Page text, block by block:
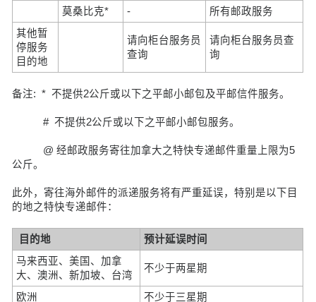
莫桑比克*
-
所有邮政服务
其他暂
停服务
目的地
请向柜台服务员
查询
请向柜台服务员查
询
备注: * 不提供2公斤或以下之平邮小邮包及平邮信件服务。
# 不提供2公斤或以下之平邮小邮包服务。
@ 经邮政服务寄往加拿大之特快专递邮件重量上限为5
公斤。
此外，寄往海外邮件的派递服务将有严重延误，特别是以下目
的地之特快专递邮件：
目的地
预计延误时间
马来西亚、美国、加拿
大、澳洲、新加坡、台湾
不少于两星期
欧洲 不少于三星期